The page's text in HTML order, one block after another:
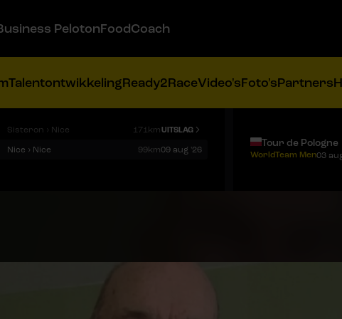
PelotonFoodCoach
TalentontwikkelingReady2RaceVideo'sFoto'sPartners
Sisteron › Nice 171kmUITSLAG
Nice › Nice 99km09 aug '26
Tour de Pologne
WorldTeam Men03